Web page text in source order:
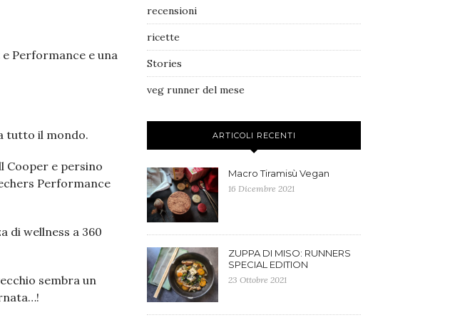
Performance e una
tutto il mondo.
Cooper e persino
Performance
di wellness a 360
sembra un
recensioni
ricette
Stories
veg runner del mese
ARTICOLI RECENTI
Macro Tiramisù Vegan
16 Dicembre 2021
ZUPPA DI MISO: RUNNERS
SPECIAL EDITION
23 Ottobre 2021